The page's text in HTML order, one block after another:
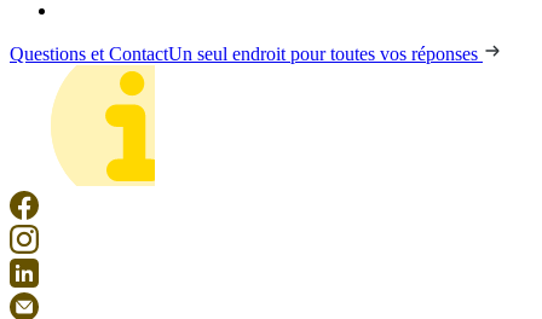
Questions et ContactUn seul endroit pour toutes vos réponses